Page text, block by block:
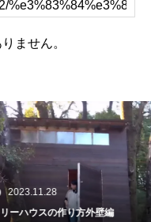
ません。
2023.11.28
ーハウスの作り方外壁編